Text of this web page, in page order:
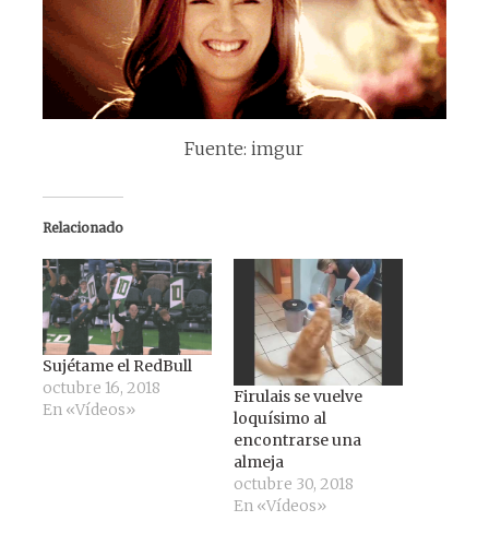
Fuente: imgur
Relacionado
Sujétame el RedBull
octubre 16, 2018
En «Vídeos»
Firulais se vuelve
loquísimo al
encontrarse una
almeja
octubre 30, 2018
En «Vídeos»